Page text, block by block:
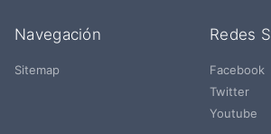
Navegación
Sitemap
Redes
Facebook
Twitter
Youtube